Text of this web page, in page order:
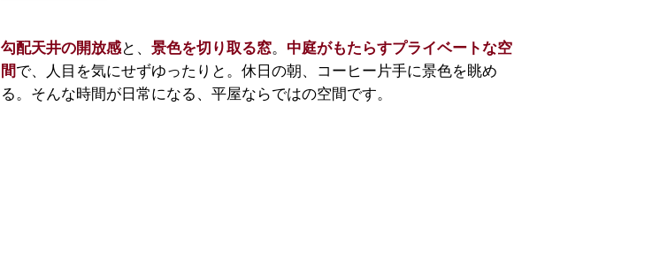
勾配天井の開放感と、 景色を切り取る窓。 中庭がもたらすプライベートな空
間で、人目を気にせずゆったりと。休日の朝、コーヒー片手に景色を眺め
る。そんな時間が日常になる、平屋ならではの空間です。